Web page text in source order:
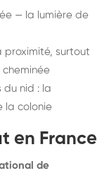
— la lumière de
proximité, surtout
du nid : la
la colonie
en France
de